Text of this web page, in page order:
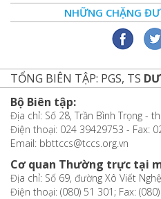
NHỮNG CHẶNG
TỔNG BIÊN TẬP: PGS, TS
Bộ Biên tập:
Địa chỉ: Số 28, Trần Bình Trọng -
Điện thoại: 024 39429753 - Fax:
Email: bbttccs@tccs.org.vn
Cơ quan Thường trực tại
Địa chỉ: Số 69, đường Xô Viết
Điện thoại: (080) 51 301; Fax: